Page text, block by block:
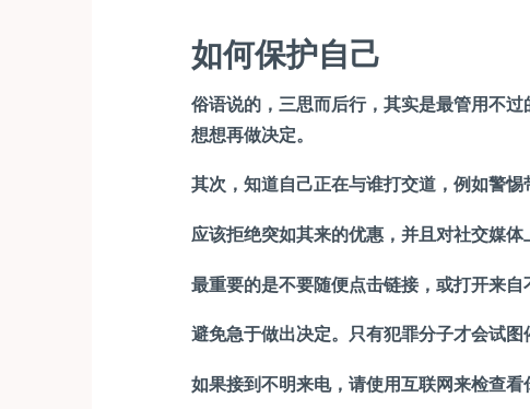
如何保护自己
俗语说的，三思而后行，其实是最管用不
想想再做决定。
其次，知道自己正在与谁打交道，例如警惕
应该拒绝突如其来的优惠，并且对社交媒
最重要的是不要随便点击链接，或打开来自
避免急于做出决定。只有犯罪分子才会试图
如果接到不明来电，请使用互联网来检查看